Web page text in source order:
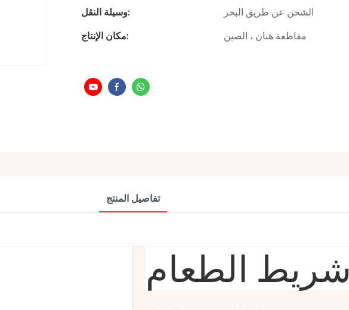
وسيلة النقل:
الشحن عن طريق البحر
مكان الإنتاج:
مقاطعة هنان ، الصين
تفاصيل المنتج
شريط الطعام